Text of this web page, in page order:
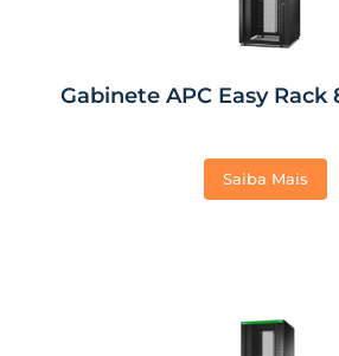
Gabinete APC Easy
Saiba Mais